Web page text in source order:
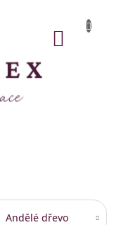
Andělé dřevo